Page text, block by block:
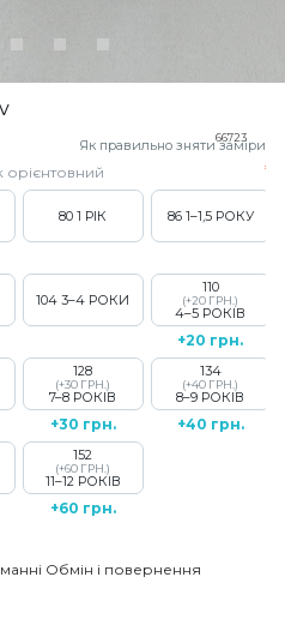
66723
Як правильно зняти заміри
орієнтовний
80 1 РІК 86 1–1,5 РОКУ
104 3–4 РОКИ
110
(+20 ГРН.)
4–5 РОКІВ
+20 грн.
128
(+30 ГРН.)
7–8 РОКІВ
+30 грн.
134
(+40 ГРН.)
8–9 РОКІВ
+40 грн.
152
(+60 ГРН.)
11–12 РОКІВ
+60 грн.
Обмін і повернення